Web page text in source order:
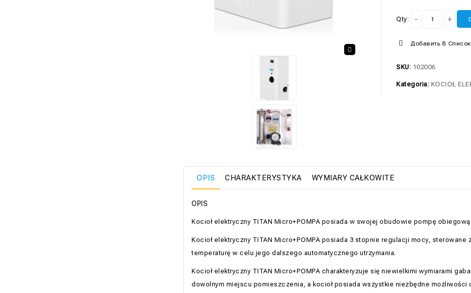
Qty:
Добавить В
SKU: 102006
Kategoria: KOCIOŁ
OPIS CHARAKTERYSTYKA WYMIARY CAŁKOWITE
OPIS
Kocioł elektryczny TITAN Micro+POMPA posiada w swojej obudowie pompę obiegową.
Kocioł elektryczny TITAN Micro+POMPA posiada 3 stopnie regulacji mocy,
temperaturę w celu jego dalszego automatycznego utrzymania.
Kocioł elektryczny TITAN Micro+POMPA charakteryzuje się niewielkimi wymiarami
dowolnym miejscu pomieszczenia, a kocioł posiada wszystkie niezbędne